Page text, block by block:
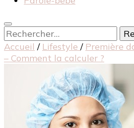
Rechercher :
Accueil / Lifestyle / Première
– Comment la calculer ?